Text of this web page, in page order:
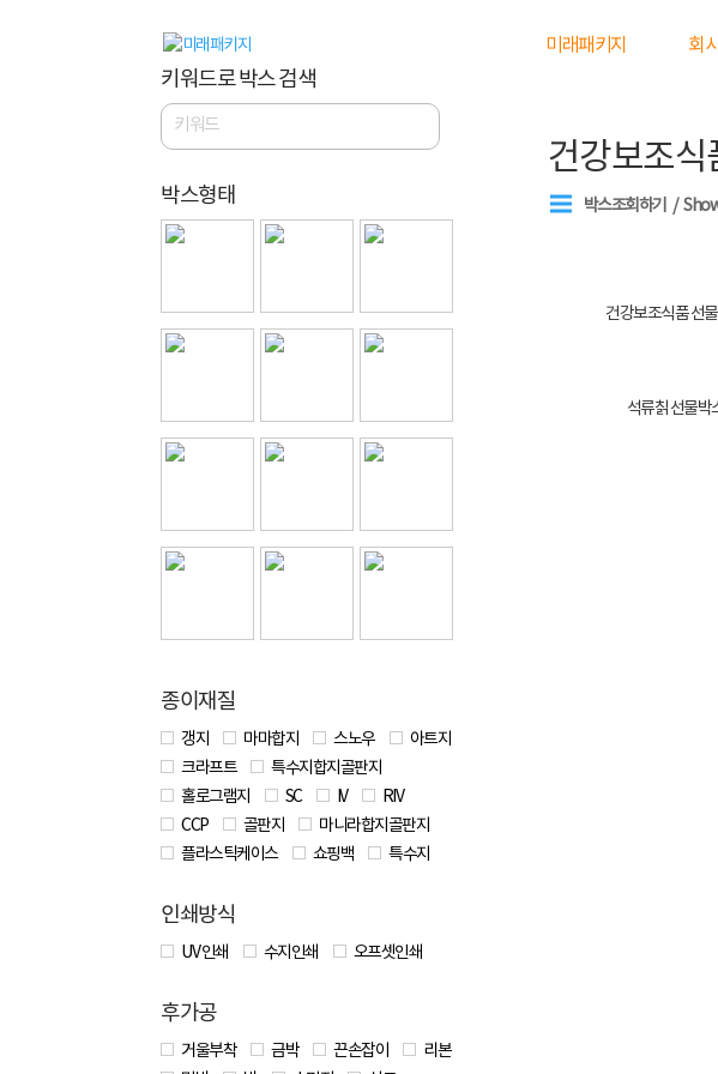
미래패키지 회
건강보조식
박스조회하기
건강보조식품 선
석류칡 선물박
키워드로 박스 검색
박스형태
종이재질
갱지 마마합지 스노우
아트지
크라프트
특수지합지골판지
홀로그램지
SC IV
RIV
CCP
골판지
마니라합지골판지
플라스틱케이스
쇼핑백 특수지
인쇄방식
UV 인쇄 수지인쇄 오프셋인쇄
후가공
거울부착 금박 끈손잡이
리본